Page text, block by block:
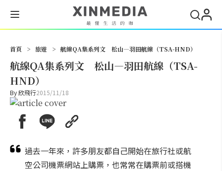
首頁 > 旅遊 > 航線QA集系列文 松山—羽田航線（TSA-HND）
航線QA集系列文 松山—羽田航線（TSA-
HND）
By欣飛行2015/11/18
過去一年來，許多朋友都自己開始在旅行社或航
空公司機票網站上購票，也常常在購票前或搭機